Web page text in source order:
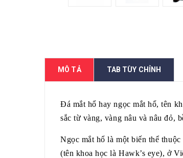
MÔ TẢ TAB TÙY CHỈNH
Đá mắt hổ hay ngọc mắt hổ, tên
sắc từ vàng, vàng nâu và nâu đỏ,
Ngọc mắt hổ là một biến thể
(tên khoa học là Hawk’s eye), ở